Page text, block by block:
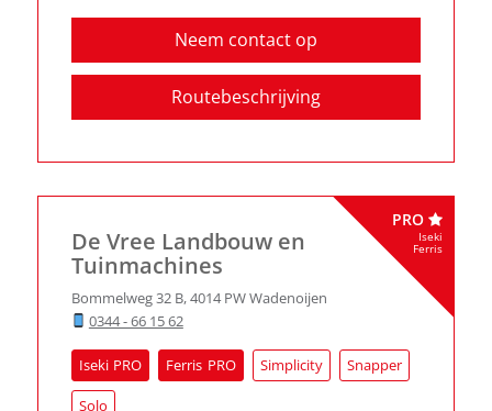
Neem contact op
Routebeschrijving
De Vree Landbouw en
Tuinmachines
Bommelweg 32 B,4014 PWWadenoijen
0344 - 66 15 62
Iseki Ferris Simplicity Snapper
Solo
PRO
Iseki
Ferris